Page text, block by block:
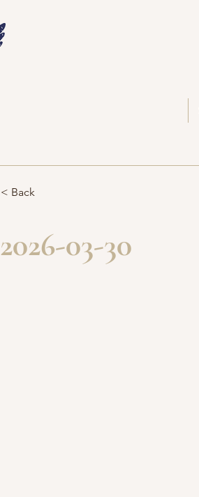
< Back
2026-03-30